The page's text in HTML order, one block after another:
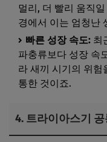
멀리, 더 빨리 움직
경에서 이는 엄청난
빠른 성장 속도: 최
파충류보다 성장 속
라 새끼 시기의 위험
통한 것이죠.
4. 트라이아스기